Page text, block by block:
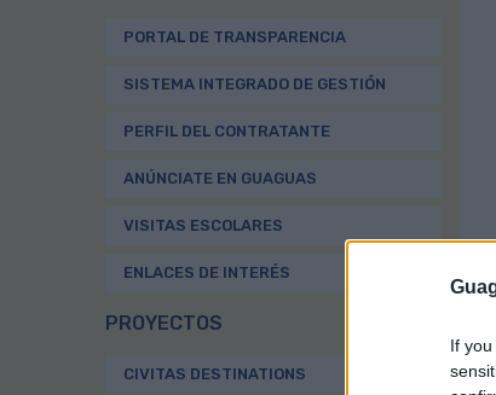
If
PORTAL DE TRANSPARENCIA
SISTEMA INTEGRADO DE GESTIÓN
PERFIL DEL CONTRATANTE
ANÚNCIATE EN GUAGUAS
VISITAS ESCOLARES
ENLACES DE INTERÉS
PROYECTOS
CIVITAS DESTINATIONS